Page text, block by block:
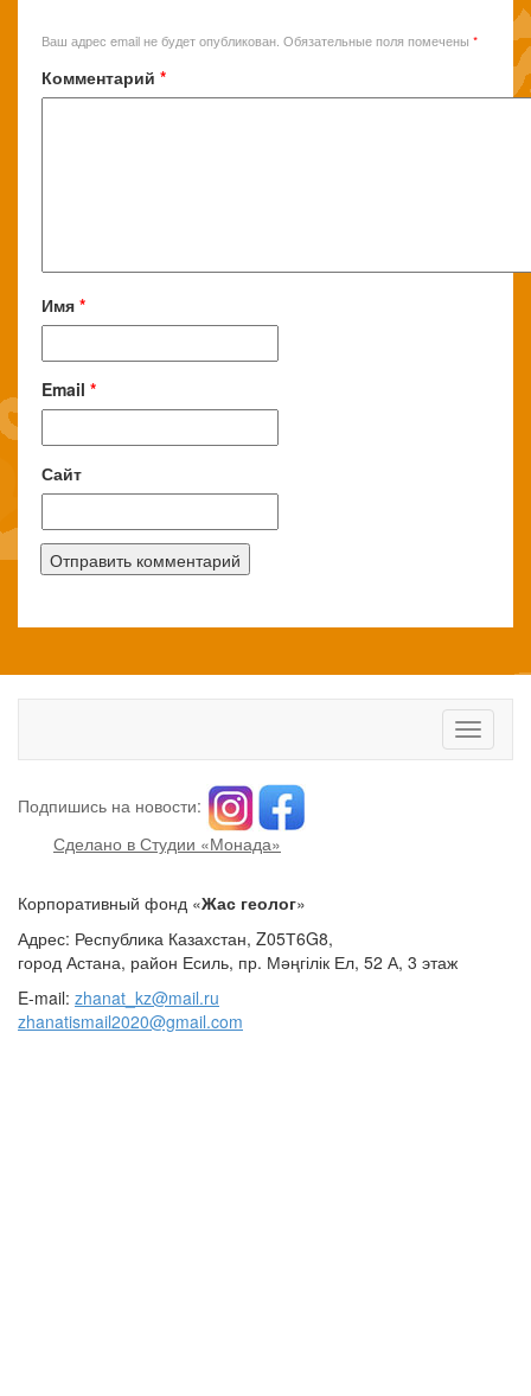
Ваш адрес email не будет опубликован. Обязательные поля помечены *
Комментарий *
Имя *
Email *
Сайт
Toggle
Подпишись на новости:
Сделано в Студии «Монада»
Корпоративный фонд «Жас геолог»
Адрес: Республика Казахстан, Z05Т6G8,
город Астана, район Есиль, пр. Мәңгілік Ел, 52 А, 3 этаж
E-mail: zhanat_kz@mail.ru
zhanatismail2020@gmail.com